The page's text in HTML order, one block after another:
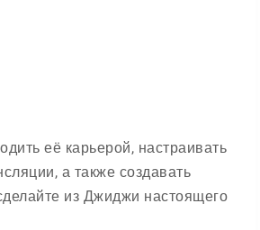
её карьерой, настраивать
а также создавать
из Джиджи настоящего